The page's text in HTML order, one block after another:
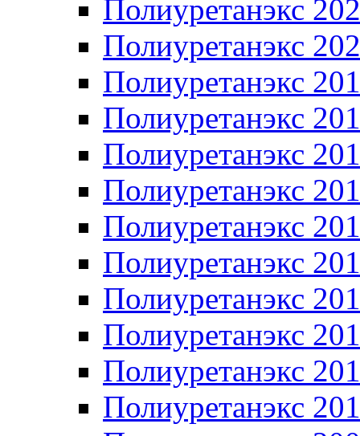
Полиуретанэкс
Полиуретанэкс
Полиуретанэкс
Полиуретанэкс
Полиуретанэкс
Полиуретанэкс
Полиуретанэкс
Полиуретанэкс
Полиуретанэкс
Полиуретанэкс
Полиуретанэкс
Полиуретанэкс